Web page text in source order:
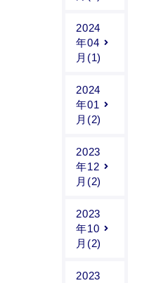
2024
年04
月(1)
2024
年01
月(2)
2023
年12
月(2)
2023
年10
月(2)
2023